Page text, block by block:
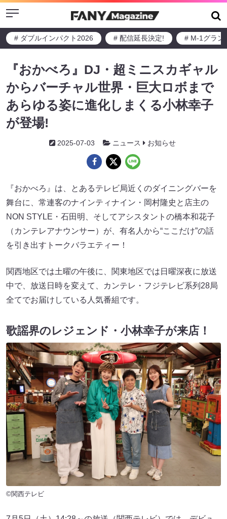
Menu
# ダブルインパクト2026 # 配信延長決定! # M-1グラン
『おかべろ』DJ・超ミニスカギャル
からバーチャル世界・巨大ロボまで
あらゆる姿に進化しまくる小林幸子
が登場!
2025-07-03 ニュース お知らせ
『おかべろ』は、とあるテレビ局近くのダイニングバーを
舞台に、常連客のナインティナイン・岡村隆史と店主の
NON STYLE・石田明、そしてアシスタントの橋本和花子
（カンテレアナウンサー）が、有名人から“ここだけ”の話
を引き出すトークバラエティー！
関西地区では土曜の午後に、関東地区では日曜深夜に放送
中で、放送日時を変えて、カンテレ・フジテレビ系列28局
全てでお届けしている人気番組です。
歌謡界のレジェンド・小林幸子が来店！
©関西テレビ